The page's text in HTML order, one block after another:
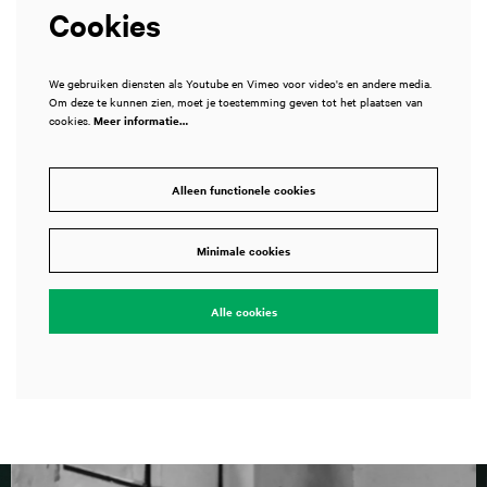
Cookies
We gebruiken diensten als Youtube en Vimeo voor video's en andere media.
Om deze te kunnen zien, moet je toestemming geven tot het plaatsen van
cookies. Meer informatie…
Alleen functionele cookies
Minimale cookies
Alle cookies
Overslaan